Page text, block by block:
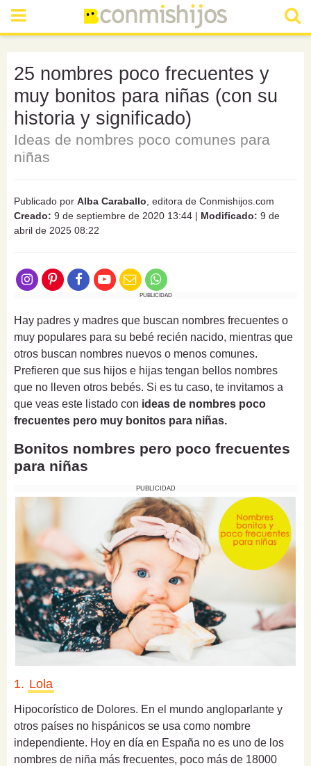
25 nombres poco frecuentes y
muy bonitos para niñas (con su
historia y significado)
Ideas de nombres poco comunes para
niñas
Publicado por Alba Caraballo , editora de Conmishijos.com
Creado: 9 de septiembre de 2020 13:44 | Modificado: 9 de
abril de 2025 08:22
PUBLICIDAD
Hay padres y madres que buscan nombres frecuentes o
muy populares para su bebé recién nacido, mientras que
otros buscan nombres nuevos o menos comunes.
Prefieren que sus hijos e hijas tengan bellos nombres
que no lleven otros bebés. Si es tu caso, te invitamos a
que veas este listado con ideas de nombres poco
frecuentes pero muy bonitos para niñas.
Bonitos nombres pero poco frecuentes
para niñas
PUBLICIDAD
1. Lola
Hipocorístico de Dolores. En el mundo angloparlante y
otros países no hispánicos se usa como nombre
independiente. Hoy en día en España no es uno de los
nombres de niña más frecuentes, poco más de 18000